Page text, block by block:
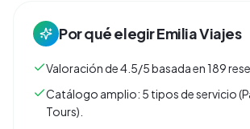
Por qué elegirEmilia Viajes
Valoración de 4.5/5 basada en 189
Catálogo amplio: 5 tipos de servicio
Tours).